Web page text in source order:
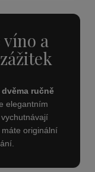
a
ručně
elegantním
originální